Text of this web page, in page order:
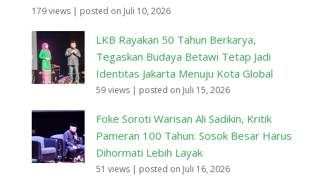
179 views | posted on Juli 10, 2026
LKB Rayakan 50 Tahun Berkarya,
Tegaskan Budaya Betawi Tetap Jadi
Identitas Jakarta Menuju Kota Global
59 views | posted on Juli 15, 2026
Foke Soroti Warisan Ali Sadikin, Kritik
Pameran 100 Tahun: Sosok Besar Harus
Dihormati Lebih Layak
51 views | posted on Juli 16, 2026